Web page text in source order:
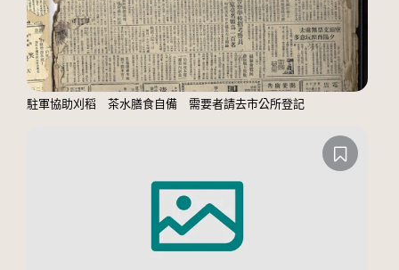
駐軍協助刈稻 茶水膳食自備 需要者請去市公所登記